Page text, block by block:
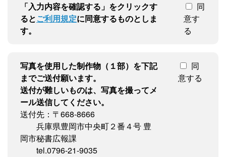
「入力内容を確認する」をクリックす
るとご利用規定に同意するものとしま
す。
同
意す
る
写真を使用した制作物（１部）を下記
までご送付願います。
送付が難しいものは、写真を撮ってメ
ール送信してください。
送付先：〒668-8666
兵庫県豊岡市中央町２番４号 豊
岡市秘書広報課
tel.0796-21-9035
同
意する